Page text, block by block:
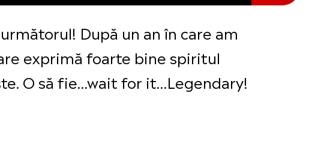
După un an în care am
exprimă foarte bine spiritul
O să fie…wait for it…Legendary!